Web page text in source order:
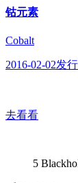
钴元素
Cobalt
2016-02-02发
去看看
5